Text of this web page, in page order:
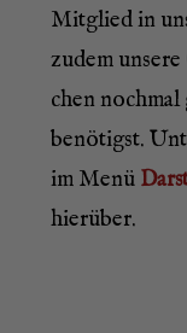
Mit­glied in
zudem
chen
benö­tigst.
im Menü
hierüber.